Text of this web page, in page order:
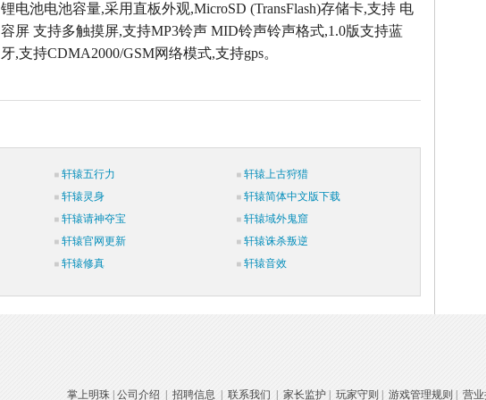
锂电池电池容量,采用直板外观,MicroSD (TransFlash)存储卡,支持 电
容屏 支持多触摸屏,支持MP3铃声 MID铃声铃声格式,1.0版支持蓝
牙,支持CDMA2000/GSM网络模式,支持gps。
轩辕五行力
轩辕上古狩猎
轩辕灵身
轩辕简体中文版下载
轩辕请神夺宝
轩辕域外鬼窟
轩辕官网更新
轩辕诛杀叛逆
轩辕修真 轩辕音效
掌上明珠| 公司介绍 招聘信息 联系我们 家长监护| 玩家守则 游戏管理规则 营